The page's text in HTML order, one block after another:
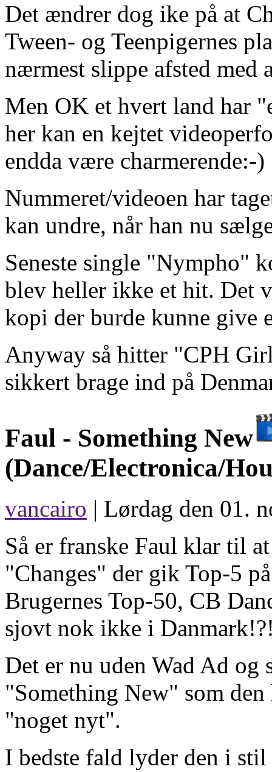
Det ændrer dog ike på at
Tween- og Teenpigernes
nærmest slippe afsted med
Men OK et hvert land har
her kan en kejtet
endda være charmerende:-)
Nummeret/videoen har
kan undre, når han nu
Seneste single "Nympho"
blev heller ikke et hit. Det
kopi der burde kunne give
Anyway så hitter "CPH
sikkert brage ind på
Faul - Something New
(Dance/Electronica/
vancairo | Lørdag den 01.
Så er franske Faul klar til
"Changes" der gik Top-5
Brugernes Top-50, CB
sjovt nok ikke i
Det er nu uden Wad Ad og
"Something New" som
"noget nyt".
I bedste fald lyder den i